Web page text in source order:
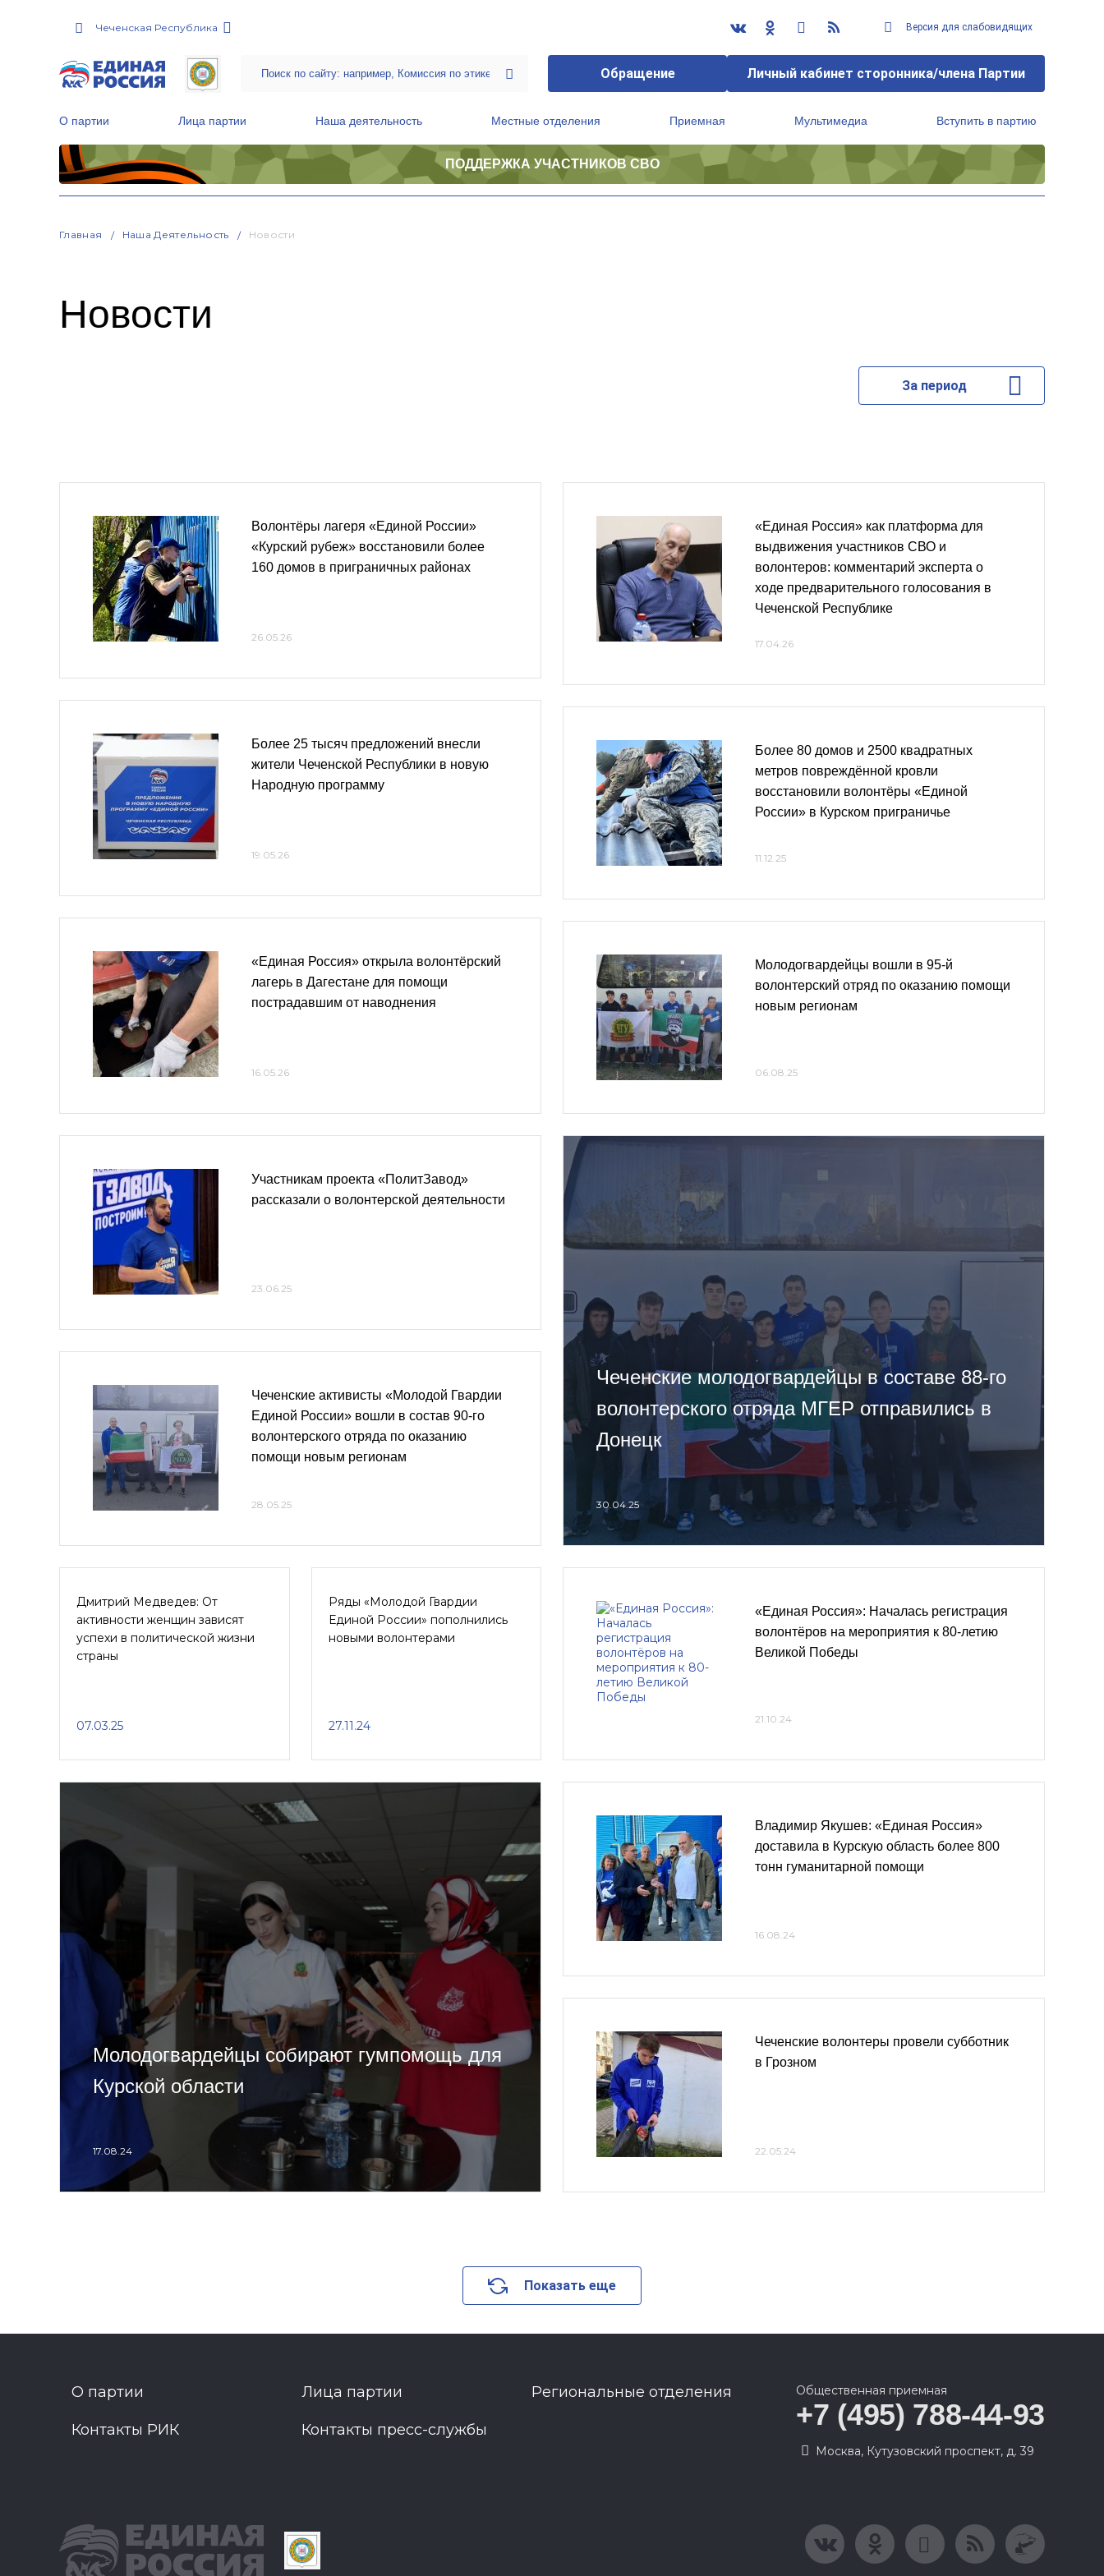
Чеченская Республика Версия для слабовидящих
Обращение Личный кабинет сторонника/члена Партии
О партии Лица партии Наша деятельность Местные отделения Приемная Мультимедиа Вступить в партию
ПОДДЕРЖКА УЧАСТНИКОВ СВО
Главная Наша Деятельность Новости
Новости
За период
Волонтёры лагеря «Единой России»
«Курский рубеж» восстановили более
160 домов в приграничных районах
26.05.26
Более 25 тысяч предложений внесли
жители Чеченской Республики в новую
Народную программу
19.05.26
«Единая Россия» открыла волонтёрский
лагерь в Дагестане для помощи
пострадавшим от наводнения
16.05.26
«Единая Россия» как платформа для
выдвижения участников СВО и
волонтеров: комментарий эксперта о
ходе предварительного голосования в
Чеченской Республике
17.04.26
Более 80 домов и 2500 квадратных
метров повреждённой кровли
восстановили волонтёры «Единой
России» в Курском приграничье
11.12.25
Молодогвардейцы вошли в 95-й
волонтерский отряд по оказанию помощи
новым регионам
06.08.25
Участникам проекта «ПолитЗавод»
рассказали о волонтерской деятельности
23.06.25
Чеченские активисты «Молодой Гвардии
Единой России» вошли в состав 90-го
волонтерского отряда по оказанию
помощи новым регионам
28.05.25
Чеченские молодогвардейцы в составе 88-го
волонтерского отряда МГЕР отправились в
Донецк
30.04.25
Дмитрий Медведев: От
активности женщин зависят
успехи в политической жизни
страны
07.03.25
Ряды «Молодой Гвардии
Единой России» пополнились
новыми волонтерами
27.11.24
«Единая Россия»: Началась регистрация
волонтёров на мероприятия к 80-летию
Великой Победы
21.10.24
Молодогвардейцы собирают гумпомощь для
Курской области
17.08.24
Владимир Якушев: «Единая Россия»
доставила в Курскую область более 800
тонн гуманитарной помощи
16.08.24
Чеченские волонтеры провели субботник
в Грозном
22.05.24
Показать еще
О партии Лица партии Региональные отделения
Контакты РИК Контакты пресс-службы
Общественная приемная
+7 (495) 788-44-93
Москва, Кутузовский проспект, д. 39